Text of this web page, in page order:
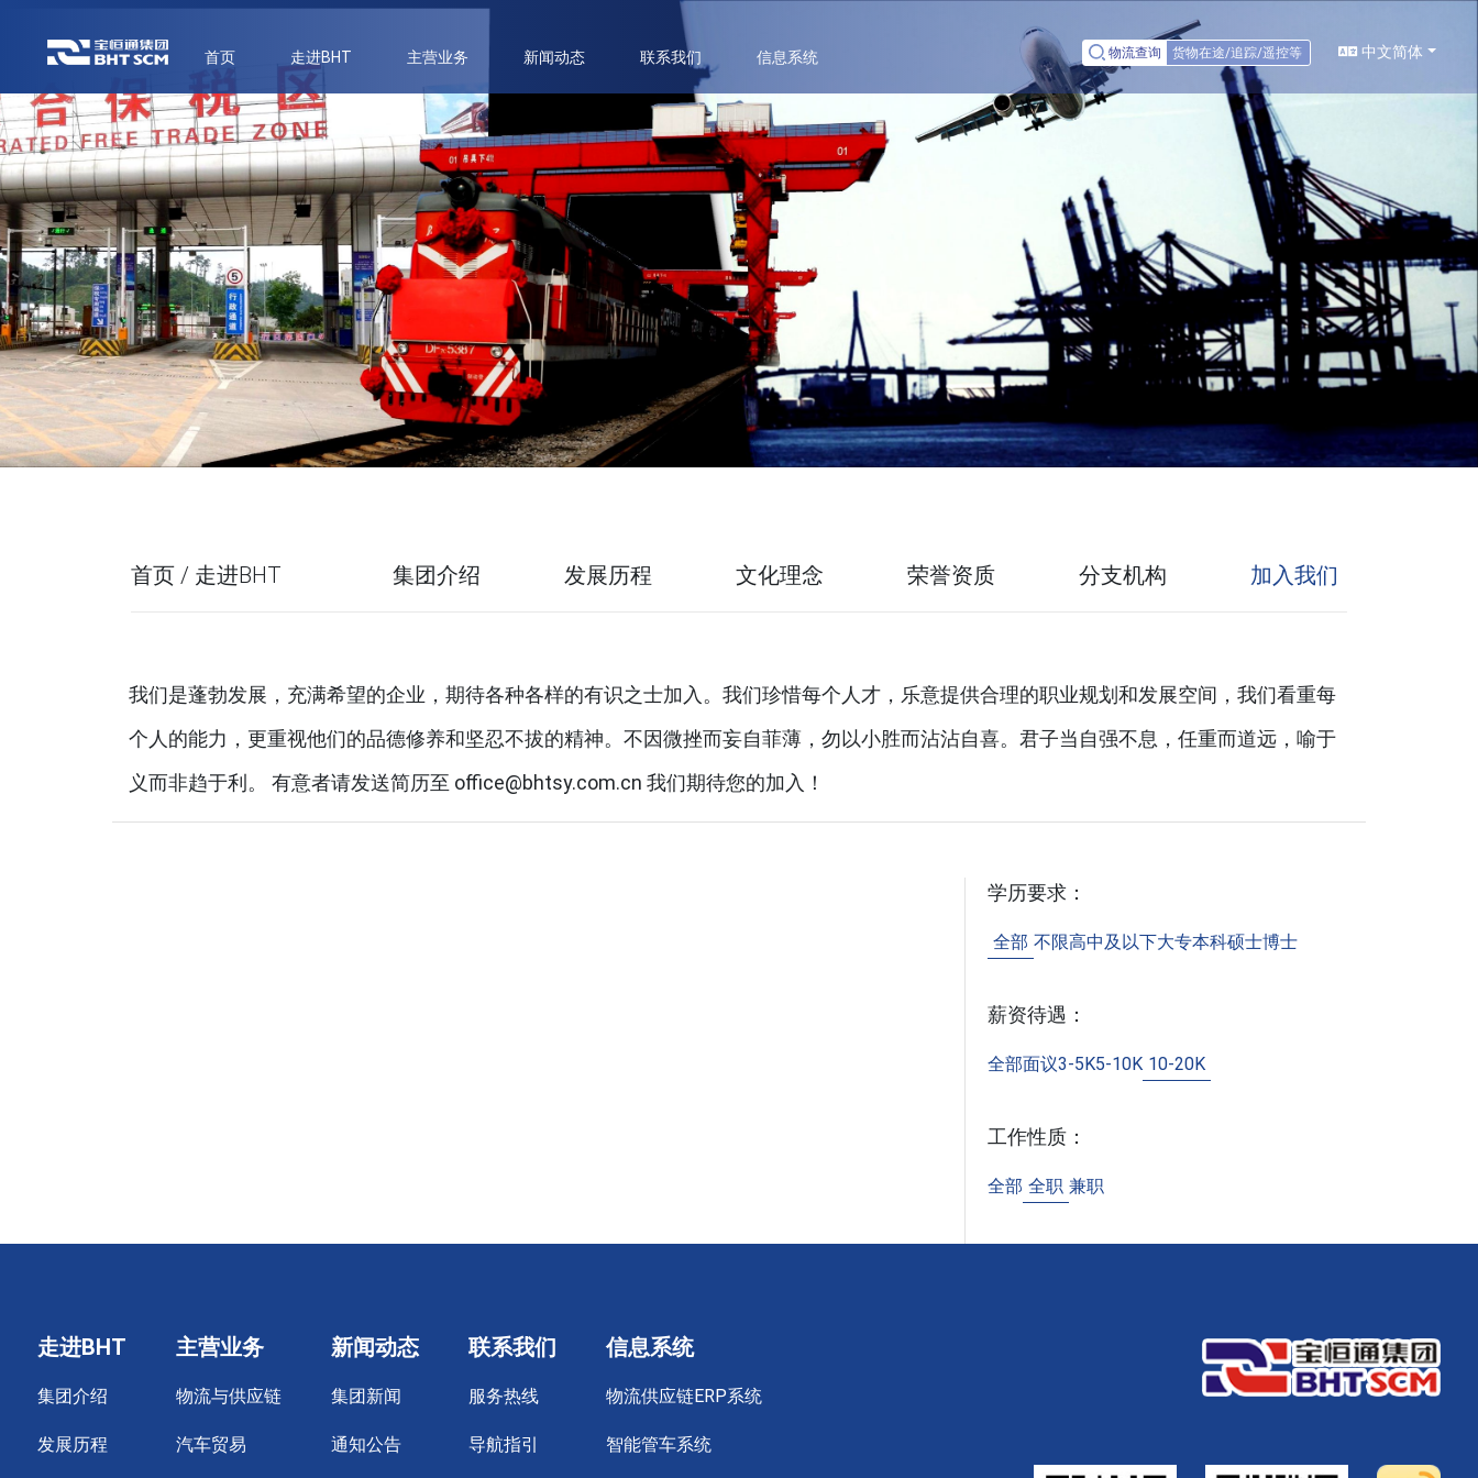
首页 走进BHT 主营业务 新闻动态 联系我们 信息系统 物流查询 中文简体
首页 / 走进BHT 集团介绍 发展历程 文化理念 荣誉资质 分支机构 加入我们
我们是蓬勃发展，充满希望的企业，期待各种各样的有识之士加入。我们珍惜每个人才，乐意提供合理的职业规划和发展空间，我们看重每
个人的能力，更重视他们的品德修养和坚忍不拔的精神。不因微挫而妄自菲薄，勿以小胜而沾沾自喜。君子当自强不息，任重而道远，喻于
义而非趋于利。 有意者请发送简历至 office@bhtsy.com.cn 我们期待您的加入！
学历要求：
全部 不限高中及以下大专本科硕士博士
薪资待遇：
全部面议3-5K5-10K 10-20K
工作性质：
全部 全职 兼职
走进BHT
集团介绍
发展历程
主营业务
物流与供应链
汽车贸易
新闻动态
集团新闻
通知公告
联系我们
服务热线
导航指引
信息系统
物流供应链ERP系统
智能管车系统